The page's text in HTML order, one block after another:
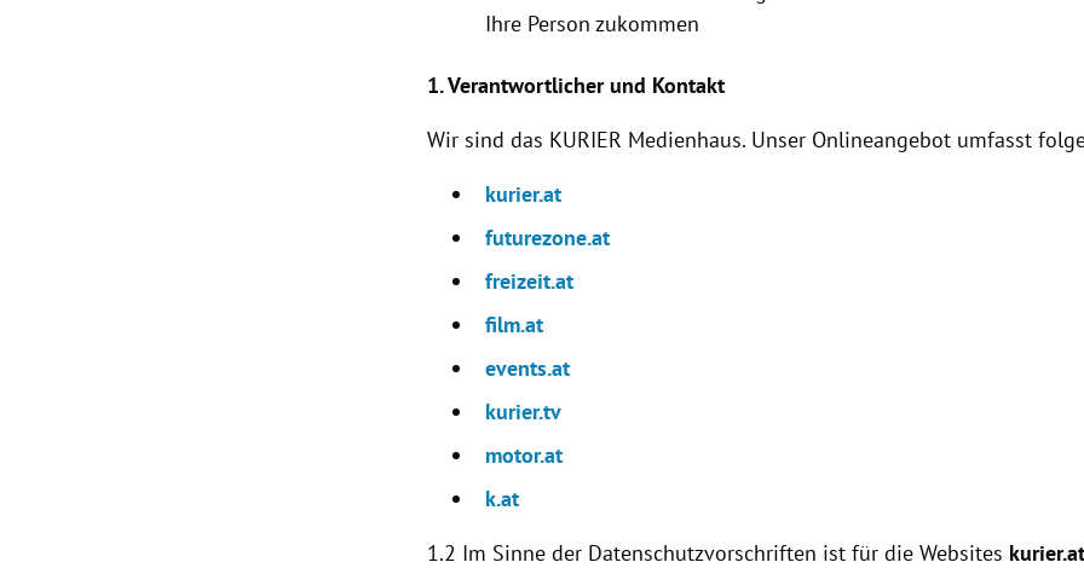
Ihre Person zukommen
1. Verantwortlicher und Kontakt
Wir sind das KURIER Medienhaus. Unser Onlineangebot umfasst
kurier.at
futurezone.at
freizeit.at
film.at
events.at
kurier.tv
motor.at
k.at
1.2 Im Sinne der Datenschutzvorschriften ist für die Websites kurier.at